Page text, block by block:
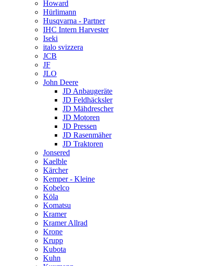
Howard
Hürlimann
Husqvarna - Partner
IHC Intern Harvester
Iseki
italo svizzera
JCB
JF
JLO
John Deere
JD Anbaugeräte
JD Feldhäcksler
JD Mähdrescher
JD Motoren
JD Pressen
JD Rasenmäher
JD Traktoren
Jonsered
Kaelble
Kärcher
Kemper - Kleine
Kobelco
Köla
Komatsu
Kramer
Kramer Allrad
Krone
Krupp
Kubota
Kuhn